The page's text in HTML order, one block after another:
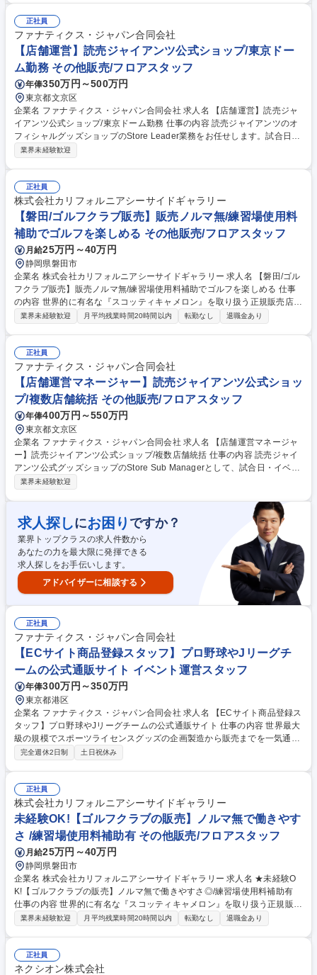
トと開発部へのフィードバックなど ■法人:個人＝6:4の割合 【営業スタイ
ル】■営業ごとに担当エリアが決まり、各自でスケジュールを立てながら
営業活動を進めます。外出や出張が多く個人で動くことが多いため、裁量
権が大きいかわりに、計画力や自身のマネジメントができることが求めら
れます。 募集職種 【営業/ゴルフ好き大歓迎】リモート可/営業スタイルは
自分で決定
正社員
ファナティクス・ジャパン合同会社
【店舗運営】読売ジャイアンツ公式ショップ/東京ドー
ム勤務 その他販売/フロアスタッフ
年俸350万円～500万円
東京都文京区
企業名 ファナティクス・ジャパン合同会社 求人名 【店舗運営】読売ジャ
イアンツ公式ショップ/東京ドーム勤務 仕事の内容 読売ジャイアンツのオ
フィシャルグッズショップのStore Leader業務をお任せします。試合日に
おける店舗運営やイベント運営、スタッフ指導育成を通じて、ファン体験
ッフの指導・育成、店舗オペレーションの改善指導【Store Operation業
務】人流分析/コンフォート分析、オペレーション最適化、売場作り/商品
陳列、店頭販促PLANの実行 【業務内容の変更範囲】当社の指定する業務
募集職種 【店舗運営】読売ジャイアンツ公式ショップ/東京ドーム勤務
業界未経験歓迎
正社員
株式会社カリフォルニアシーサイドギャラリー
【磐田/ゴルフクラブ販売】販売ノルマ無/練習場使用料
補助でゴルフを楽しめる その他販売/フロアスタッフ
月給25万円～40万円
静岡県磐田市
企業名 株式会社カリフォルニアシーサイドギャラリー 求人名 【磐田/ゴル
フクラブ販売】販売ノルマ無/練習場使用料補助でゴルフを楽しめる 仕事
の内容 世界的に有名な『スコッティキャメロン』を取り扱う正規販売店。
クラブ関連商品販売がメインのお仕事です。世界中のファンに愛されるラ
す！ ■商品管理・在庫管理 ■国内外のWEB注文の対応・発送業務 ■スコッ
ティキャメロンブランドのパター及び関連商品の販売 ■スコッティキャメ
ロンのイベント開催時の企画・準備 【業務内容の変更の範囲：当社の定め
る範囲】 募集職種 【磐田/ゴルフクラブ販売】販売ノルマ無/練習場使用料
補助でゴルフを楽しめる
業界未経験歓迎 月平均残業時間20時間以内 転勤なし 退職金あり
正社員
ファナティクス・ジャパン合同会社
【店舗運営マネージャー】読売ジャイアンツ公式ショッ
プ/複数店舗統括 その他販売/フロアスタッフ
年俸400万円～550万円
東京都文京区
企業名 ファナティクス・ジャパン合同会社 求人名 【店舗運営マネージャ
ー】読売ジャイアンツ公式ショップ/複数店舗統括 仕事の内容 読売ジャイ
アンツ公式グッズショップのStore Sub Managerとして、試合日・イベン
ト日の複数店舗運営をリード。現場指揮から数値分析まで幅広く担当し、
営の現場指揮（レジ・導線・人員配置）、売上・在庫・CVRなどKPI分
析、商品配分管理、販促企画実行、スタッフ育成を担当。オペレーション
最適化・在庫管理・ファン体験向上の3領域を横断的にマネジメントしま
す。 【業務内容の変更範囲】当社の指定する業務 募集職種 【店舗運営マ
ネージャー】読売ジャイアンツ公式ショップ/複数店舗統括
業界未経験歓迎
求人探しにお困り ですか？
業界トップクラスの求人件数から
あなたの力を最大限に発揮できる
求人探しをお手伝いします。
アドバイザーに相談する
正社員
ファナティクス・ジャパン合同会社
【ECサイト商品登録スタッフ】プロ野球やJリーグチ
ームの公式通販サイト イベント運営スタッフ
年俸300万円～350万円
東京都港区
企業名 ファナティクス・ジャパン合同会社 求人名 【ECサイト商品登録ス
タッフ】プロ野球やJリーグチームの公式通販サイト 仕事の内容 世界最大
級の規模でスポーツライセンスグッズの企画製造から販売までを一気通貫
して担当している当社にて、ECサイト販売におけるデータ入力業務及び
の入力作業（商品データをエクセルとシステムへ入力）および社内外のス
ケジュール調整をお願いいたします。単なるデータ反映にとどまらず、フ
ァンが商品を購入できる状態にするところまで責任を持って進めていただ
きます。【将来的には】チームリーダーとして派遣社員の取りまとめ等の
マネジメントもお任せしていきたいと考えています。 募集職種 【ECサイ
ト商品登録スタッフ】プロ野球やJリーグチームの公式通販サイト
完全週休2日制 土日祝休み
正社員
株式会社カリフォルニアシーサイドギャラリー
未経験OK!【ゴルフクラブの販売】ノルマ無で働きやす
さ /練習場使用料補助有 その他販売/フロアスタッフ
月給25万円～40万円
静岡県磐田市
企業名 株式会社カリフォルニアシーサイドギャラリー 求人名 ★未経験O
K!【ゴルフクラブの販売】ノルマ無で働きやすさ◎/練習場使用料補助有
仕事の内容 世界的に有名な『スコッティキャメロン』を取り扱う正規販売
店。クラブ関連商品販売がメインのお仕事です。世界中のファンに愛され
す！ ■商品管理・在庫管理 ■国内外のWEB注文の対応・発送業務 ■スコッ
ティキャメロンブランドのパター及び関連商品の販売 ■スコッティキャメ
業界未経験歓迎 月平均残業時間20時間以内 転勤なし 退職金あり
正社員
ネクシオン株式会社